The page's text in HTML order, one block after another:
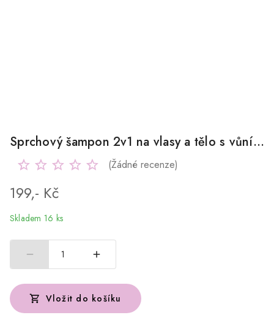
Sprchový šampon 2v1 na vlasy a tělo s vůní citronu 200ml
(Žádné recenze)
199,- Kč
Skladem 16 ks
1
Vložit do košíku